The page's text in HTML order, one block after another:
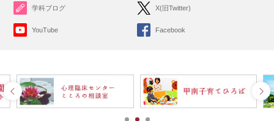
学科ブログ
YouTube
X(旧Twitter)
Facebook